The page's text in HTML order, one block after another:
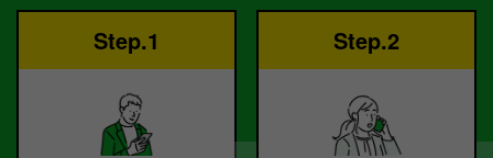
Step.1 Step.2